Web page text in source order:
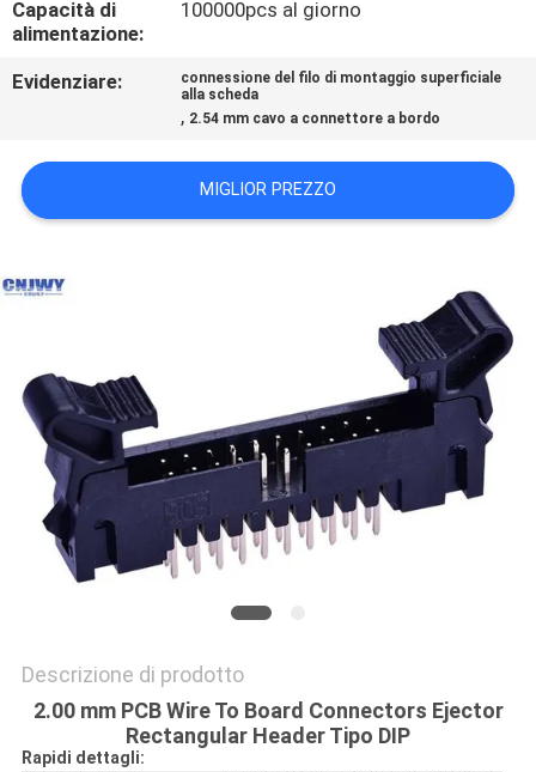
NEWS
MAPPA
DEL
POLICY
Capacità di
alimentazione:
100000pcs al giorno
Evidenziare:
connessione del filo di montaggio superficiale
alla scheda
, 2.54 mm cavo a connettore a bordo
MIGLIOR PREZZO
Descrizione di prodotto
2.00 mm PCB Wire To Board Connectors Ejector
Rectangular Header Tipo DIP
Rapidi dettagli: